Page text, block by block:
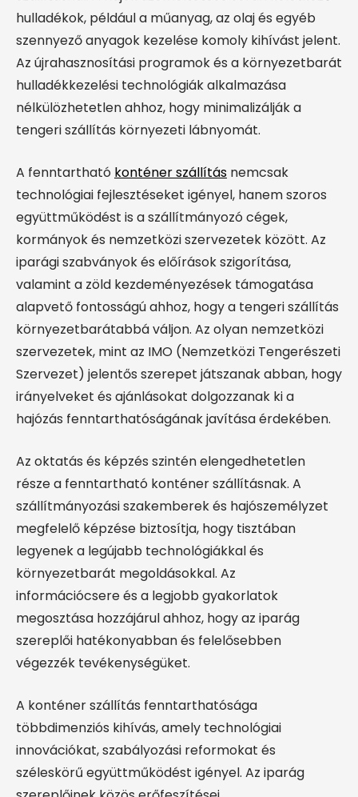
hulladékok, például a műanyag, az olaj és egyéb
szennyező anyagok kezelése komoly kihívást jelent.
Az újrahasznosítási programok és a környezetbarát
hulladékkezelési technológiák alkalmazása
nélkülözhetetlen ahhoz, hogy minimalizálják a
tengeri szállítás környezeti lábnyomát.
A fenntartható konténer szállítás nemcsak
technológiai fejlesztéseket igényel, hanem szoros
együttműködést is a szállítmányozó cégek,
kormányok és nemzetközi szervezetek között. Az
iparági szabványok és előírások szigorítása,
valamint a zöld kezdeményezések támogatása
alapvető fontosságú ahhoz, hogy a tengeri szállítás
környezetbarátabbá váljon. Az olyan nemzetközi
szervezetek, mint az IMO (Nemzetközi Tengerészeti
Szervezet) jelentős szerepet játszanak abban, hogy
irányelveket és ajánlásokat dolgozzanak ki a
hajózás fenntarthatóságának javítása érdekében.
Az oktatás és képzés szintén elengedhetetlen
része a fenntartható konténer szállításnak. A
szállítmányozási szakemberek és hajószemélyzet
megfelelő képzése biztosítja, hogy tisztában
legyenek a legújabb technológiákkal és
környezetbarát megoldásokkal. Az
információcsere és a legjobb gyakorlatok
megosztása hozzájárul ahhoz, hogy az iparág
szereplői hatékonyabban és felelősebben
végezzék tevékenységüket.
A konténer szállítás fenntarthatósága
többdimenziós kihívás, amely technológiai
innovációkat, szabályozási reformokat és
széleskörű együttműködést igényel. Az iparág